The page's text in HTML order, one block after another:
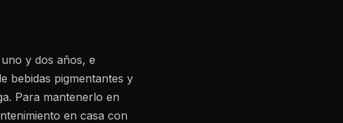
y dos años, e
bebidas pigmentantes y
Para mantenerlo en
en casa con